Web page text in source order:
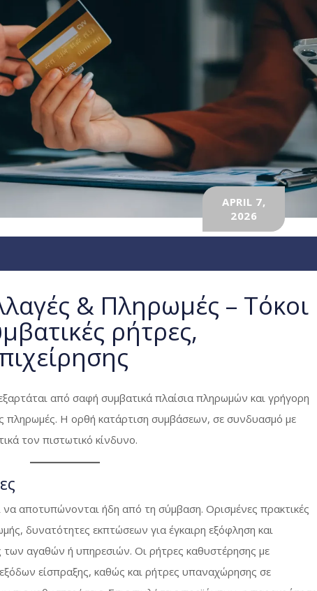
APRIL 7,
2026
& Πληρωμές – Τόκοι
ρήτρες,
από σαφή συμβατικά πλαίσια πληρωμών και γρήγορη
πληρωμές. Η ορθή κατάρτιση συμβάσεων, σε συνδυασμό με
τον πιστωτικό κίνδυνο.
να αποτυπώνονται ήδη από τη σύμβαση. Ορισμένες πρακτικές
δυνατότητες εκπτώσεων για έγκαιρη εξόφληση και
αγαθών ή υπηρεσιών. Οι ρήτρες καθυστέρησης με
είσπραξης, καθώς και ρήτρες υπαναχώρησης σε